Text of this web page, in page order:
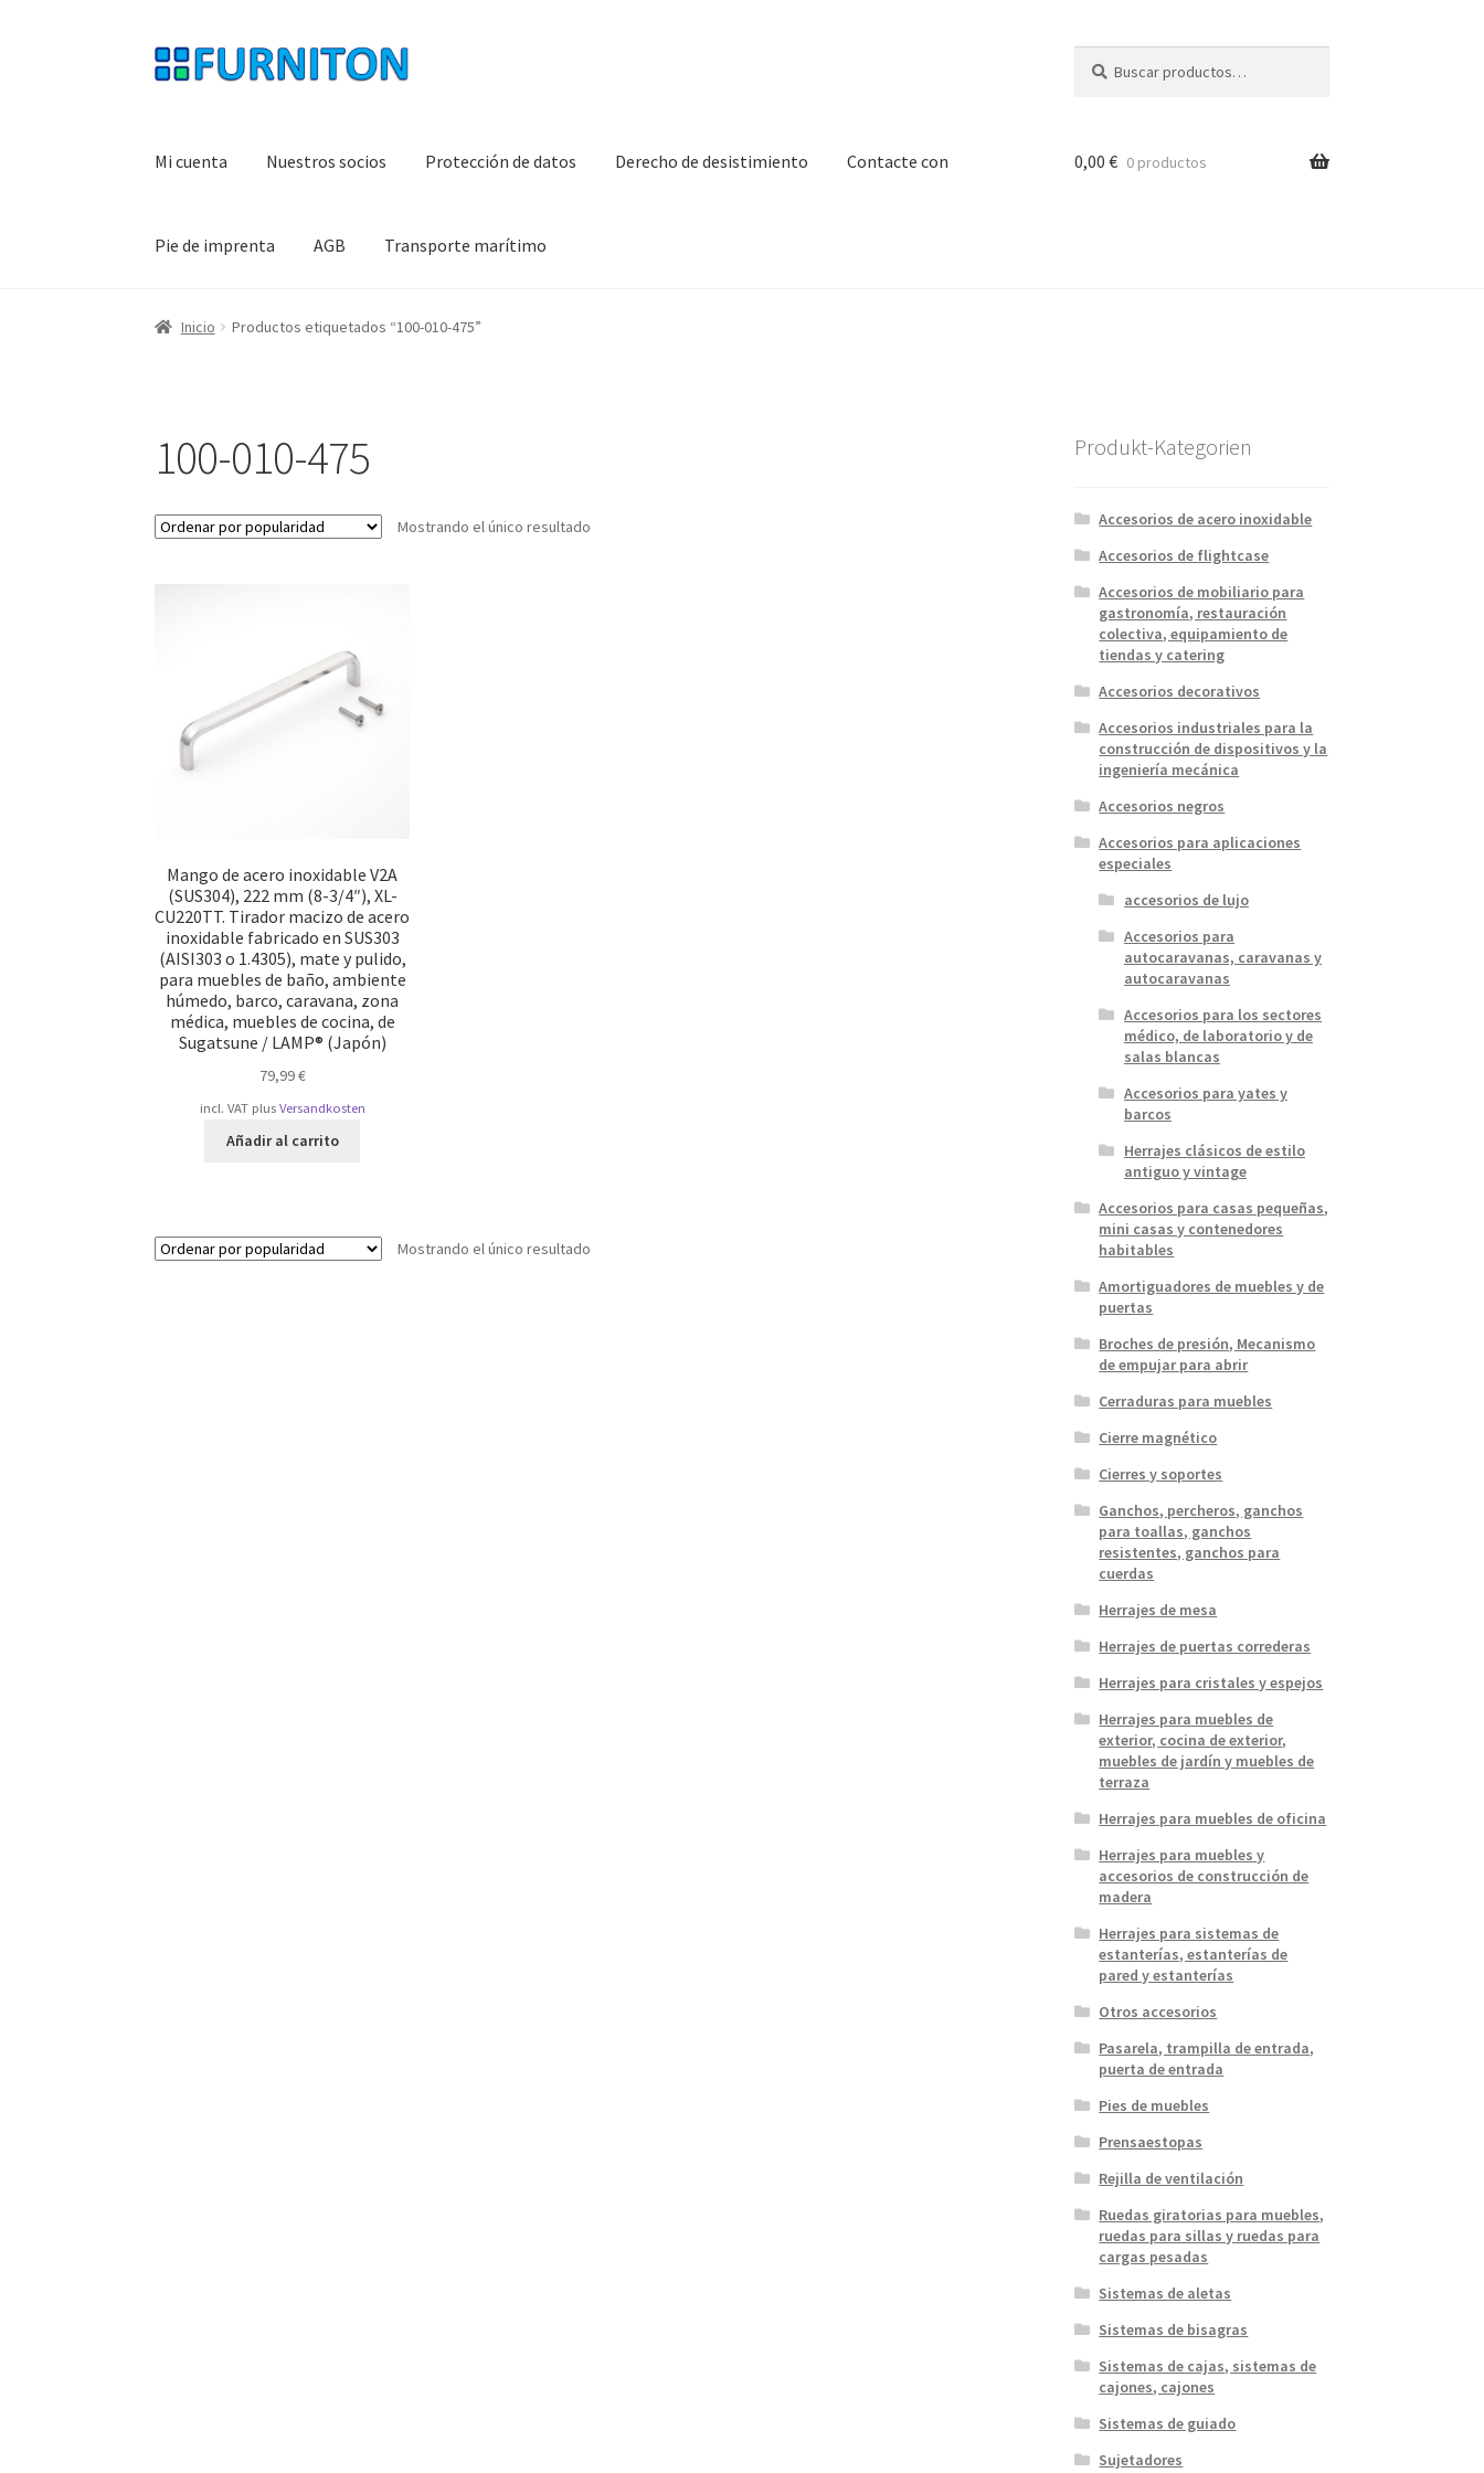
Ir
a
Ir
al
por:
Mi cuenta Nuestros socios Protección de datos Derecho de desistimiento Contacte con
Pie de imprenta AGB Transporte marítimo
0,00 € 0 productos
Inicio Productos etiquetados “100-010-475”
100-010-475
Mostrando el único resultado
Mango de acero inoxidable V2A
(SUS304), 222 mm (8-3/4″), XL-
CU220TT. Tirador macizo de acero
inoxidable fabricado en SUS303
(AISI303 o 1.4305), mate y pulido,
para muebles de baño, ambiente
húmedo, barco, caravana, zona
médica, muebles de cocina, de
Sugatsune / LAMP® (Japón)
79,99€
incl. VAT plus Versandkosten
Añadir al carrito
Mostrando el único resultado
Produkt-Kategorien
Accesorios de acero inoxidable
Accesorios de flightcase
Accesorios de mobiliario para
gastronomía, restauración
colectiva, equipamiento de
tiendas y catering
Accesorios decorativos
Accesorios industriales para la
construcción de dispositivos y la
ingeniería mecánica
Accesorios negros
Accesorios para aplicaciones
especiales
accesorios de lujo
Accesorios para
autocaravanas, caravanas y
autocaravanas
Accesorios para los sectores
médico, de laboratorio y de
salas blancas
Accesorios para yates y
barcos
Herrajes clásicos de estilo
antiguo y vintage
Accesorios para casas pequeñas,
mini casas y contenedores
habitables
Amortiguadores de muebles y de
puertas
Broches de presión, Mecanismo
de empujar para abrir
Cerraduras para muebles
Cierre magnético
Cierres y soportes
Ganchos, percheros, ganchos
para toallas, ganchos
resistentes, ganchos para
cuerdas
Herrajes de mesa
Herrajes de puertas correderas
Herrajes para cristales y espejos
Herrajes para muebles de
exterior, cocina de exterior,
muebles de jardín y muebles de
terraza
Herrajes para muebles de oficina
Herrajes para muebles y
accesorios de construcción de
madera
Herrajes para sistemas de
estanterías, estanterías de
pared y estanterías
Otros accesorios
Pasarela, trampilla de entrada,
puerta de entrada
Pies de muebles
Prensaestopas
Rejilla de ventilación
Ruedas giratorias para muebles,
ruedas para sillas y ruedas para
cargas pesadas
Sistemas de aletas
Sistemas de bisagras
Sistemas de cajas, sistemas de
cajones, cajones
Sistemas de guiado
Sujetadores